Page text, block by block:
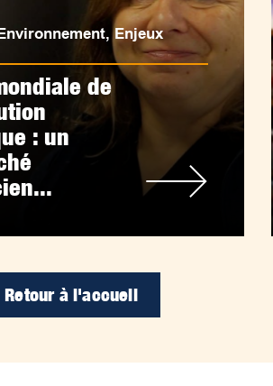
Environnement, Enjeux
de
: un
Retour à l'accueil